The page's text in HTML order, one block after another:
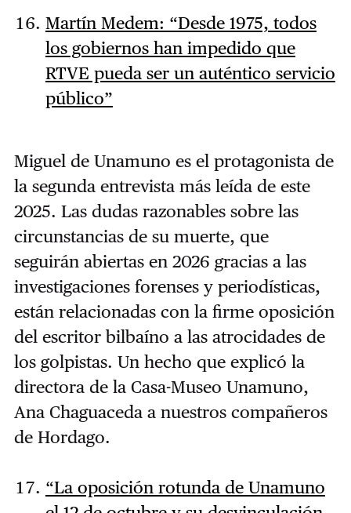
Martín Medem: “Desde 1975, todos
los gobiernos han impedido que
RTVE pueda ser un auténtico servicio
público”
Miguel de Unamuno es el protagonista de
la segunda entrevista más leída de este
2025. Las dudas razonables sobre las
circunstancias de su muerte, que
seguirán abiertas en 2026 gracias a las
investigaciones forenses y periodísticas,
están relacionadas con la firme oposición
del escritor bilbaíno a las atrocidades de
los golpistas. Un hecho que explicó la
directora de la Casa-Museo Unamuno,
Ana Chaguaceda a nuestros compañeros
de Hordago.
“La oposición rotunda de Unamuno